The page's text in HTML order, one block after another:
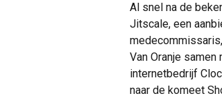
Al snel na de
Jitscale, een
Van Oranje
internetbedrijf
naar de komeet